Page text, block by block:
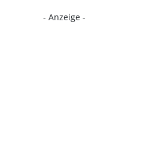
- Anzeige -